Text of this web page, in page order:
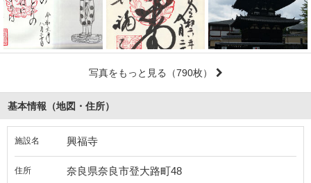
写真をもっと見る （790枚）
基本情報（地図・住所）
施設名 興福寺
住所 奈良県奈良市登大路町48